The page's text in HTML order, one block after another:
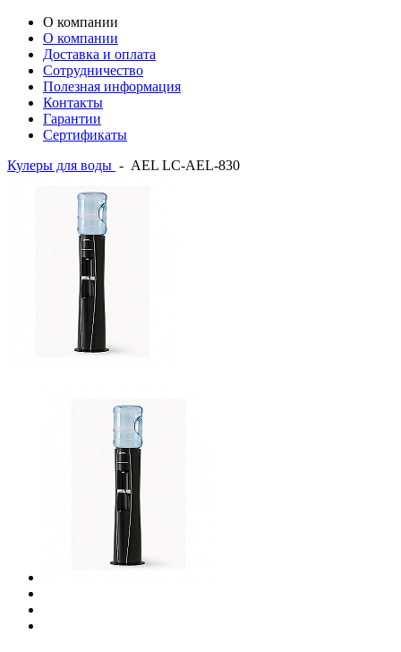
О компании
О компании
Доставка и оплата
Сотрудничество
Полезная информация
Контакты
Гарантии
Сертификаты
Кулеры для воды - AEL LC-AEL-830